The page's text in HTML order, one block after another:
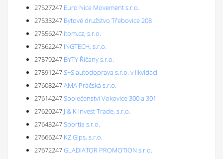
27527247 Euro Nice Movement s.r.o.
27533247 Bytové družstvo Třebovice 208
27556247 itom.cz, s.r.o.
27562247 INGTECH, s.r.o.
27579247 BYTY Říčany s.r.o.
27591247S+S autodoprava s.r.o. v likvidaci
27608247AMA Práčská s.r.o.
27614247Společenství Vokovice 300 a 301
27620247 J & K Invest Trade, s.r.o.
27643247Sportia s.r.o.
27666247 KZ Gips, s.r.o.
27672247GLADIATOR PROMOTION s.r.o.